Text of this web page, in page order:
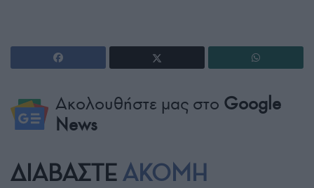
Ακολουθήστε μας στο Google
News
ΔΙΑΒΑΣΤΕ ΑΚΟΜΗ